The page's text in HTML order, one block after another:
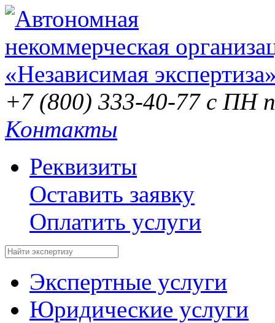
+7 (800) 333-40-77 с ПН
Контакты
Реквизиты
Оставить заявку
Оплатить услуги
Экспертные услуги
Юридические услуги